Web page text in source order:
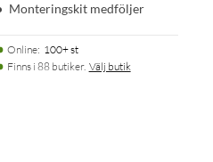
Monteringskit medföljer
Online: 100+ st
Finns i 88 butiker. Välj butik